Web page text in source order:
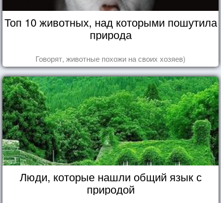
Топ 10 животных, над которыми пошутила
природа
Говорят, животные похожи на своих хозяев)
Люди, которые нашли общий язык с
природой